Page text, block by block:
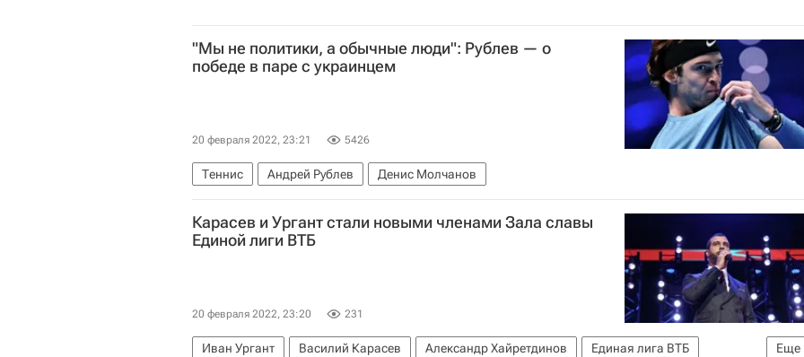
"Мы не политики, а обычные люди": Рублев — о
победе в паре с украинцем
20 февраля 2022, 23:21 5426
Теннис Андрей Рублев Денис Молчанов
Карасев и Ургант стали новыми членами Зала славы
Единой лиги ВТБ
20 февраля 2022, 23:20 231
Еще
Иван Ургант Василий Карасев Александр Хайретдинов
Единая лига ВТБ